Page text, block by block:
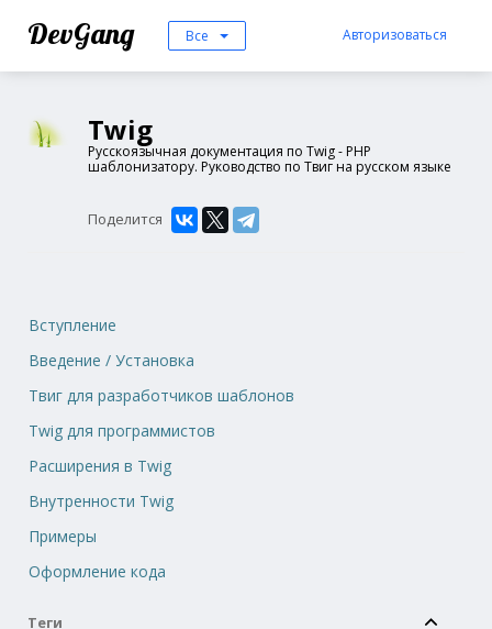
DevGang Все Авторизоваться
Twig
Русскоязычная документация по Twig - PHP
шаблонизатору. Руководство по Твиг на русском языке
Поделится
Вступление
Введение / Установка
Твиг для разработчиков шаблонов
Twig для программистов
Расширения в Twig
Внутренности Twig
Примеры
Оформление кода
Теги